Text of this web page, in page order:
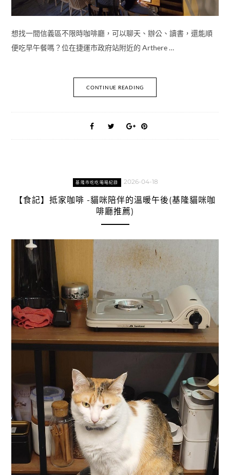
想找一間信義區不限時咖啡廳，可以聊天、辦公、讀書，還能順
便吃早午餐嗎？位在捷運市政府站附近的 Arthere …
CONTINUE READING
基隆市吃吃喝喝紀錄 2026-04-18
【食記】抵家咖啡 -貓咪陪伴的溫暖午後(基隆貓咪咖
啡廳推薦)